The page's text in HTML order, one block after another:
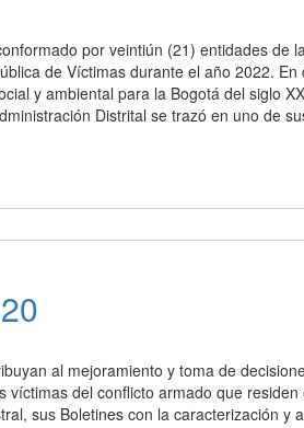
por veintiún (21) entidades de
de Víctimas durante el año 2022. En
y ambiental para la Bogotá del siglo
Distrital se trazó en uno de
al mejoramiento y toma de
del conflicto armado que residen
sus Boletines con la caracterización y